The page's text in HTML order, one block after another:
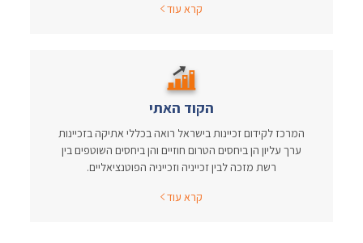
קרא עוד
הקוד האתי
המרכז לקידום זכיינות בישראל רואה בכללי אתיקה בזכיינות
ערך עליון הן ביחסים הטרום חוזיים והן ביחסים השוטפים בין
רשת מזכה לבין זכייניה וזכייניה הפוטנציאליים.
קרא עוד